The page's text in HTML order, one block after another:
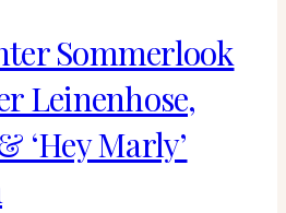
Sommerlook
Leinenhose,
‘Hey Marly’